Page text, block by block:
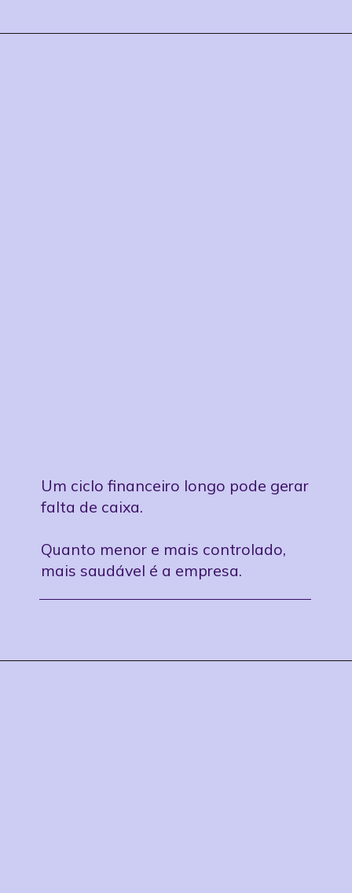
Um ciclo financeiro longo pode gerar
falta de caixa.
Quanto menor e mais controlado,
mais saudável é a empresa.